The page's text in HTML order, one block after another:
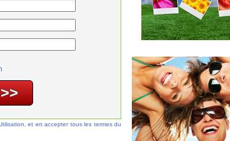
et en accepter tous les termes du